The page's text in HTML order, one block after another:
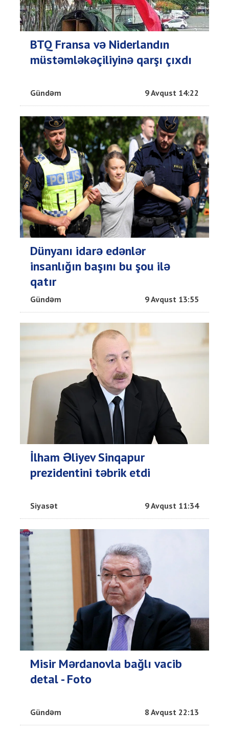
BTQ Fransa və Niderlandın
müstəmləkəçiliyinə qarşı çıxdı
Gündəm 9 Avqust 14:22
Dünyanı idarə edənlər
insanlığın başını bu şou ilə
qatır
Gündəm 9 Avqust 13:55
İlham Əliyev Sinqapur
prezidentini təbrik etdi
Siyasət 9 Avqust 11:34
Misir Mərdanovla bağlı vacib
detal - Foto
Gündəm 8 Avqust 22:13